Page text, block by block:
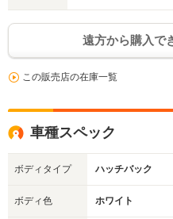
遠方から購入で
この販売店の在庫一覧
車種スペック
ボディタイプ ハッチバック
ボディ色 ホワイト